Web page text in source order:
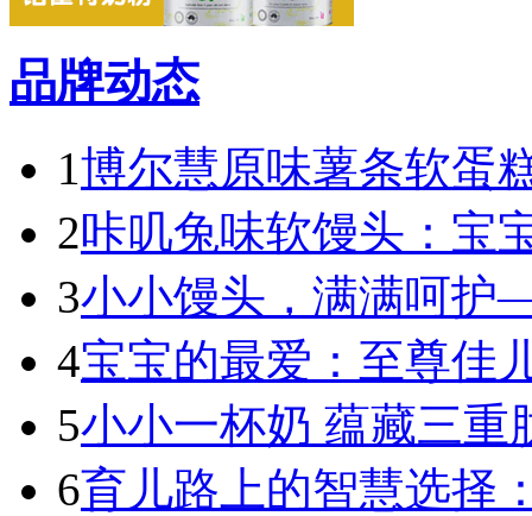
品牌动态
1博尔慧原味薯条软蛋
2咔叽兔味软馒头：宝
3小小馒头，满满呵
4宝宝的最爱：至尊佳
5小小一杯奶 蕴藏三
6育儿路上的智慧选择